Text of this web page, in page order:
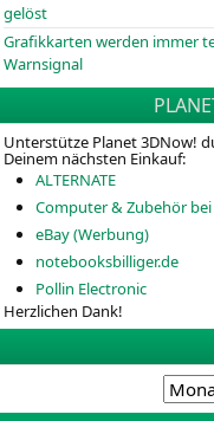
gelöst
Grafikkarten werden immer
Warnsignal
Unterstütze Planet 3DNow!
Deinem nächsten Einkauf:
ALTERNATE
Computer & Zubehör bei
eBay (Werbung)
notebooksbilliger.de
Pollin Electronic
Herzlichen Dank!